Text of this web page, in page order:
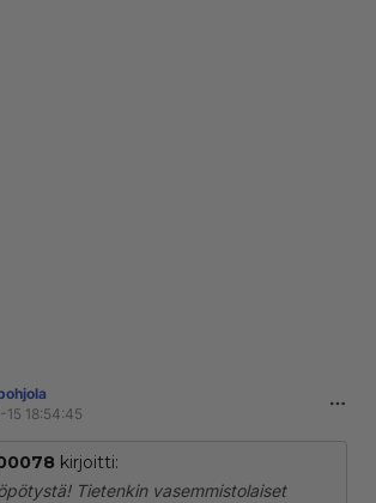
18:54:45
kirjoitti:
Tietenkin vasemmistolaiset